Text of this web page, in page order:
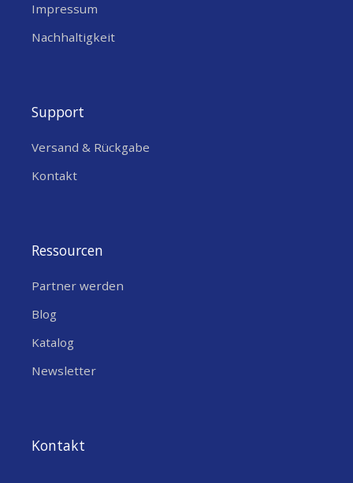
Impressum
Nachhaltigkeit
Support
Versand & Rückgabe
Kontakt
Ressourcen
Partner werden
Blog
Katalog
Newsletter
Kontakt